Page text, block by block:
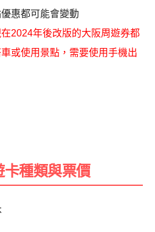
惠都可能會變動
2024年後改版的大阪周遊券都
或使用景點，需要使用手機出
卡種類與票價